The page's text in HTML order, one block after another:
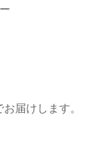
届けします。